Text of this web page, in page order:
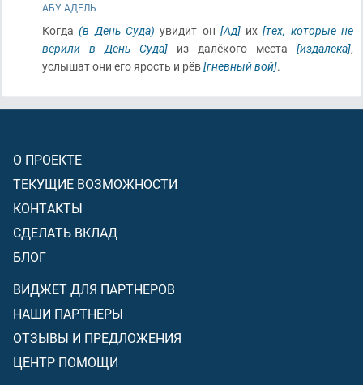
АБУ АДЕЛЬ
Когда(в День Суда) увидит он [Ад]их[тех, которые не
верили в День Суда] из далёкого места [издалека],
услышат они его ярость и рёв[гневный вой].
О ПРОЕКТЕ
ТЕКУЩИЕ ВОЗМОЖНОСТИ
КОНТАКТЫ
СДЕЛАТЬ ВКЛАД
БЛОГ
ВИДЖЕТ ДЛЯ ПАРТНЕРОВ
НАШИ ПАРТНЕРЫ
ОТЗЫВЫ И ПРЕДЛОЖЕНИЯ
ЦЕНТР ПОМОЩИ